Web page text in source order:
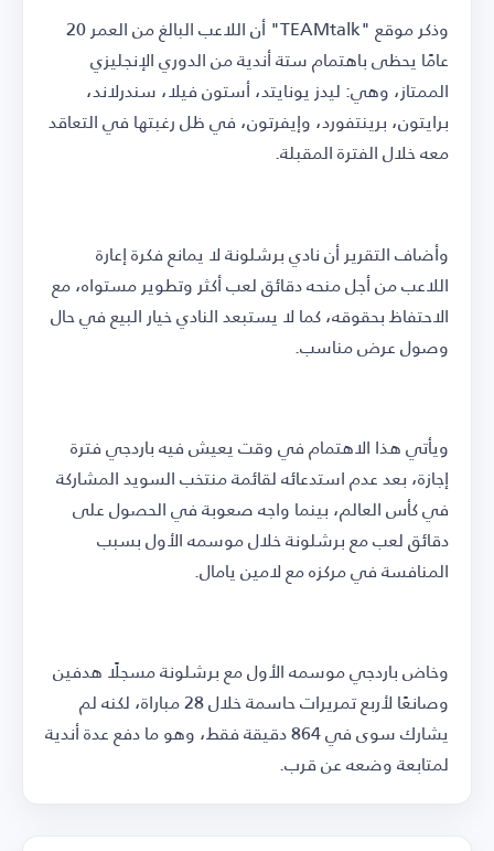
وذكر موقع "TEAMtalk" أن اللاعب البالغ من العمر 20
عامًا يحظى باهتمام ستة أندية من الدوري الإنجليزي
الممتاز، وهي: ليدز يونايتد، أستون فيلا، سندرلاند،
برايتون، برينتفورد، وإيفرتون، في ظل رغبتها في التعاقد
معه خلال الفترة المقبلة.
وأضاف التقرير أن نادي برشلونة لا يمانع فكرة إعارة
اللاعب من أجل منحه دقائق لعب أكثر وتطوير مستواه، مع
الاحتفاظ بحقوقه، كما لا يستبعد النادي خيار البيع في حال
وصول عرض مناسب.
ويأتي هذا الاهتمام في وقت يعيش فيه باردجي فترة
إجازة، بعد عدم استدعائه لقائمة منتخب السويد المشاركة
في كأس العالم، بينما واجه صعوبة في الحصول على
دقائق لعب مع برشلونة خلال موسمه الأول بسبب
المنافسة في مركزه مع لامين يامال.
وخاض باردجي موسمه الأول مع برشلونة مسجلًا هدفين
وصانعًا لأربع تمريرات حاسمة خلال 28 مباراة، لكنه لم
يشارك سوى في 864 دقيقة فقط، وهو ما دفع عدة أندية
لمتابعة وضعه عن قرب.